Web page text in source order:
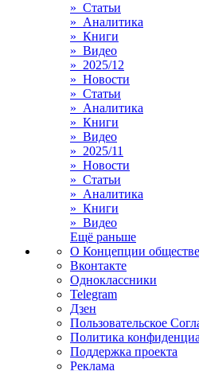
» Статьи
» Аналитика
» Книги
» Видео
» 2025/12
» Новости
» Статьи
» Аналитика
» Книги
» Видео
» 2025/11
» Новости
» Статьи
» Аналитика
» Книги
» Видео
Ещё раньше
О Концепции
Вконтакте
Одноклассники
Telegram
Дзен
Пользовательское
Политика
Поддержка проекта
Реклама